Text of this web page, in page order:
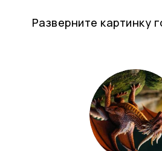
Разверните картинку